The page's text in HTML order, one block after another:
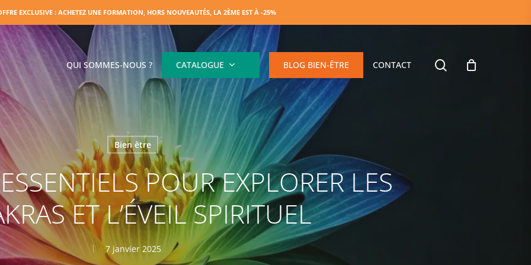
EXCLUSIVE : ACHETEZ UNE FORMATION, HORS NOUVEAUTÉS, LA 2ÈME EST À -25%
QUI SOMMES-NOUS ? CATALOGUE BLOG BIEN-ÊTRE CONTACT search
Bien être
POUR EXPLORER LES
ET L’ÉVEIL SPIRITUEL
7 janvier 2025